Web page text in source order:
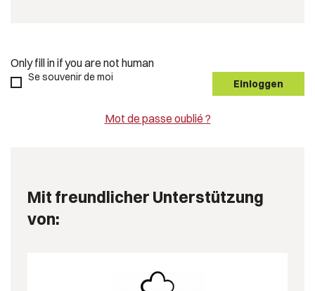
Only fill in if you are not human
Se souvenir de moi
Mot de passe oublié ?
Mit freundlicher Unterstützung
von: